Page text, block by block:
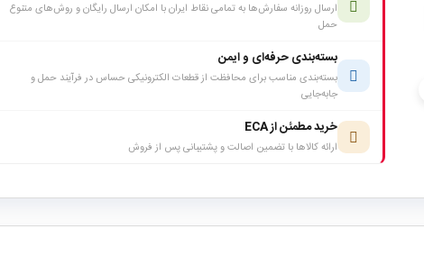
ارسال روزانه سفارش‌ها به تمامی نقاط ایران با امکان ارسال رایگان و روش‌های متنوع
حمل
بسته‌بندی حرفه‌ای و ایمن
بسته‌بندی مناسب برای محافظت از قطعات الکترونیکی حساس در فرآیند حمل و
جابه‌جایی
خرید مطمئن از ECA
ارائه کالاها با تضمین اصالت و پشتیبانی پس از فروش